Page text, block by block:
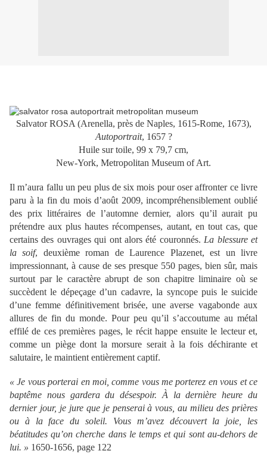
Salvator ROSA (Arenella, près de Naples, 1615-Rome, 1673),
Autoportrait, 1657 ?
Huile sur toile, 99 x 79,7 cm,
New-York, Metropolitan Museum of Art.
Il m’aura fallu un peu plus de six mois pour oser affronter ce livre
paru à la fin du mois d’août 2009, incompréhensiblement oublié
des prix littéraires de l’automne dernier, alors qu’il aurait pu
prétendre aux plus hautes récompenses, autant, en tout cas, que
certains des ouvrages qui ont alors été couronnés. La blessure et
la soif, deuxième roman de Laurence Plazenet, est un livre
impressionnant, à cause de ses presque 550 pages, bien sûr, mais
surtout par le caractère abrupt de son chapitre liminaire où se
succèdent le dépeçage d’un cadavre, la syncope puis le suicide
d’une femme définitivement brisée, une averse vagabonde aux
allures de fin du monde. Pour peu qu’il s’accoutume au métal
effilé de ces premières pages, le récit happe ensuite le lecteur et,
comme un piège dont la morsure serait à la fois déchirante et
salutaire, le maintient entièrement captif.
« Je vous porterai en moi, comme vous me porterez en vous et ce
baptême nous gardera du désespoir. À la dernière heure du
dernier jour, je jure que je penserai à vous, au milieu des prières
ou à la face du soleil. Vous m’avez découvert la joie, les
béatitudes qu’on cherche dans le temps et qui sont au-dehors de
lui. » 1650-1656, page 122